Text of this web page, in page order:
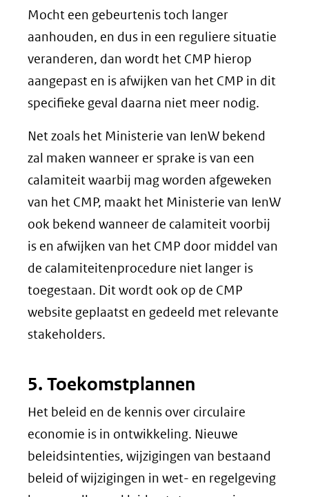
Mocht een gebeurtenis toch langer
aanhouden, en dus in een reguliere situatie
veranderen, dan wordt het CMP hierop
aangepast en is afwijken van het CMP in dit
specifieke geval daarna niet meer nodig.
Net zoals het Ministerie van IenW bekend
zal maken wanneer er sprake is van een
calamiteit waarbij mag worden afgeweken
van het CMP, maakt het Ministerie van IenW
ook bekend wanneer de calamiteit voorbij
is en afwijken van het CMP door middel van
de calamiteitenprocedure niet langer is
toegestaan. Dit wordt ook op de CMP
website geplaatst en gedeeld met relevante
stakeholders.
5. Toekomstplannen
Het beleid en de kennis over circulaire
economie is in ontwikkeling. Nieuwe
beleidsintenties, wijzigingen van bestaand
beleid of wijzigingen in wet- en regelgeving